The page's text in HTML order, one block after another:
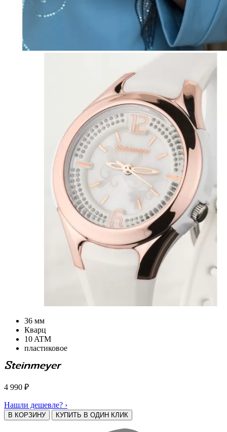
36 мм
Кварц
10 ATM
пластиковое
4 990 ₽
Нашли дешевле? ›
В КОРЗИНУ КУПИТЬ В ОДИН КЛИК